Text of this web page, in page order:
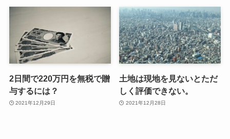
2日間で220万円を無税で贈
与するには？
2021年12月29日
土地は現地を見ないとただ
しく評価できない。
2021年12月28日